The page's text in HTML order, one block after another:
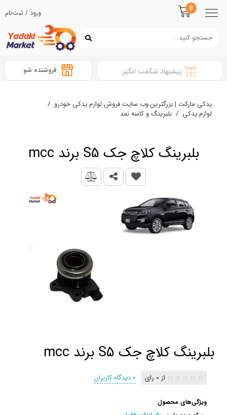
0 ورود / ثبت‌نام
پیشنهاد شگفت انگیز فروشنده شو
یدکی مارکت | بزرگترین وب سایت فروش لوازم یدکی خودرو /
لوازم یدکی / بلبرینگ و کاسه نمد
بلبرینگ کلاچ جک S5 برند mcc
بلبرینگ کلاچ جک S5 برند mcc
از 0 رای 0 دیدگاه کاربران
ویژگی‌های محصول